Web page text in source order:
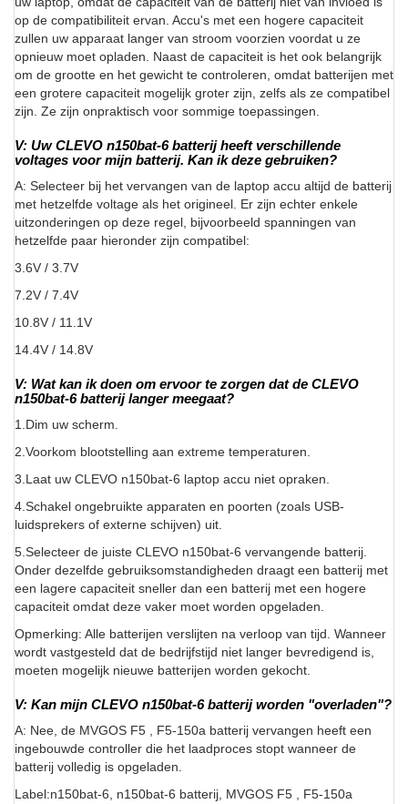
op de compatibiliteit ervan. Accu's met een hogere capaciteit
zullen uw apparaat langer van stroom voorzien voordat u ze
opnieuw moet opladen. Naast de capaciteit is het ook belangrijk
om de grootte en het gewicht te controleren, omdat batterijen met
een grotere capaciteit mogelijk groter zijn, zelfs als ze compatibel
zijn. Ze zijn onpraktisch voor sommige toepassingen.
V: Uw CLEVO n150bat-6 batterij heeft verschillende
voltages voor mijn batterij. Kan ik deze gebruiken?
A: Selecteer bij het vervangen van de laptop accu altijd de batterij
met hetzelfde voltage als het origineel. Er zijn echter enkele
uitzonderingen op deze regel, bijvoorbeeld spanningen van
hetzelfde paar hieronder zijn compatibel:
3.6V / 3.7V
7.2V / 7.4V
10.8V / 11.1V
14.4V / 14.8V
V: Wat kan ik doen om ervoor te zorgen dat de CLEVO
n150bat-6 batterij langer meegaat?
1.Dim uw scherm.
2.Voorkom blootstelling aan extreme temperaturen.
3.Laat uw CLEVO n150bat-6 laptop accu niet opraken.
4.Schakel ongebruikte apparaten en poorten (zoals USB-
luidsprekers of externe schijven) uit.
5.Selecteer de juiste CLEVO n150bat-6 vervangende batterij.
Onder dezelfde gebruiksomstandigheden draagt een batterij met
een lagere capaciteit sneller dan een batterij met een hogere
capaciteit omdat deze vaker moet worden opgeladen.
Opmerking: Alle batterijen verslijten na verloop van tijd. Wanneer
wordt vastgesteld dat de bedrijfstijd niet langer bevredigend is,
moeten mogelijk nieuwe batterijen worden gekocht.
V: Kan mijn CLEVO n150bat-6 batterij worden "overladen"?
A: Nee, de MVGOS F5 , F5-150a batterij vervangen heeft een
ingebouwde controller die het laadproces stopt wanneer de
batterij volledig is opgeladen.
Label:n150bat-6, n150bat-6 batterij, MVGOS F5 , F5-150a